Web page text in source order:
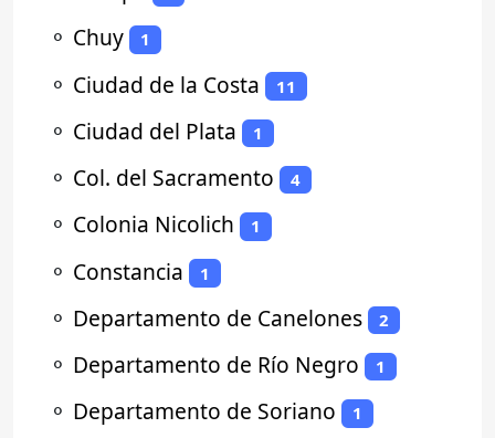
⚬ Chuy 1
⚬ Ciudad de la Costa 11
⚬ Ciudad del Plata 1
⚬ Col. del Sacramento 4
⚬ Colonia Nicolich 1
⚬ Constancia 1
⚬ Departamento de Canelones 2
⚬ Departamento de Río Negro 1
⚬ Departamento de Soriano 1